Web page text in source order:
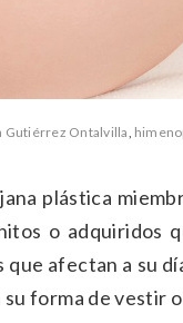
Gutiérrez Ontalvilla,
plástica
o adquiridos
afectan a su
su forma de vestir